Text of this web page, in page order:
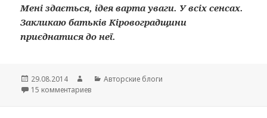
Мені здається, ідея варта уваги. У всіх сенсах.
Закликаю батьків Кіровоградщини
приєднатися до неї.
Опубликовано
29.08.2014 АвторРубрики
Авторские блоги
15 комментариев